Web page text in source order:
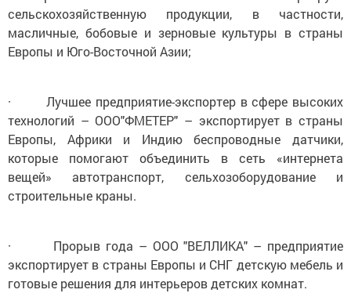
сельскохозяйственную продукции, в частности,
масличные, бобовые и зерновые культуры в страны
Европы и Юго-Восточной Азии;
· Лучшее предприятие-экспортер в сфере высоких
технологий – ООО"ФМЕТЕР" – экспортирует в страны
Европы, Африки и Индию беспроводные датчики,
которые помогают объединить в сеть «интернета
вещей» автотранспорт, сельхозоборудование и
строительные краны.
· Прорыв года – ООО "ВЕЛЛИКА" – предприятие
экспортирует в страны Европы и СНГ детскую мебель и
готовые решения для интерьеров детских комнат.